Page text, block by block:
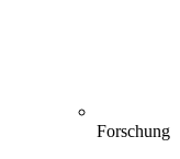
Forschung